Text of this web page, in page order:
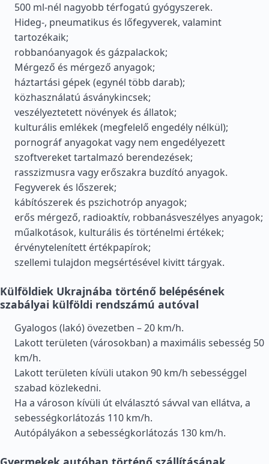
500 ml-nél nagyobb térfogatú gyógyszerek.
Hideg-, pneumatikus és lőfegyverek, valamint
tartozékaik;
robbanóanyagok és gázpalackok;
Mérgező és mérgező anyagok;
háztartási gépek (egynél több darab);
közhasználatú ásványkincsek;
veszélyeztetett növények és állatok;
kulturális emlékek (megfelelő engedély nélkül);
pornográf anyagokat vagy nem engedélyezett
szoftvereket tartalmazó berendezések;
rasszizmusra vagy erőszakra buzdító anyagok.
Fegyverek és lőszerek;
kábítószerek és pszichotróp anyagok;
erős mérgező, radioaktív, robbanásveszélyes anyagok;
műalkotások, kulturális és történelmi értékek;
érvénytelenített értékpapírok;
szellemi tulajdon megsértésével kivitt tárgyak.
Külföldiek Ukrajnába történő belépésének
szabályai külföldi rendszámú autóval
Gyalogos (lakó) övezetben – 20 km/h.
Lakott területen (városokban) a maximális sebesség 50
km/h.
Lakott területen kívüli utakon 90 km/h sebességgel
szabad közlekedni.
Ha a városon kívüli út elválasztó sávval van ellátva, a
sebességkorlátozás 110 km/h.
Autópályákon a sebességkorlátozás 130 km/h.